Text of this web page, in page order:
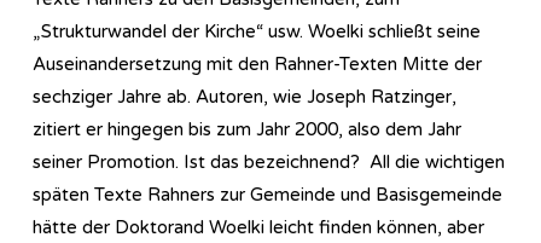
„Strukturwandel der Kirche“ usw. Woelki schließt seine
Auseinandersetzung mit den Rahner-Texten Mitte der
sechziger Jahre ab. Autoren, wie Joseph Ratzinger,
zitiert er hingegen bis zum Jahr 2000, also dem Jahr
seiner Promotion. Ist das bezeichnend? All die wichtigen
späten Texte Rahners zur Gemeinde und Basisgemeinde
hätte der Doktorand Woelki leicht finden können, aber